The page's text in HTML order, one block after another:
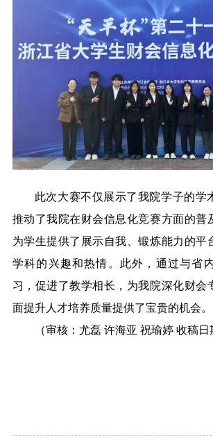
此次大赛不仅展示了我院学子的学
推动了我院在财会信息化竞赛方面的普
为学生提供了展示自我、锻炼能力的平
学科的兴趣和热情。此外，通过与省
习，促进了教学相长，为我院深化财会
面提升人才培养质量提供了宝贵的机会。
（审核：尤磊 许海亚 祝瑜婷 收稿日